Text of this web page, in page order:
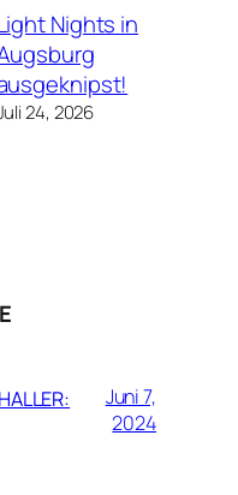
Nights in
24, 2026
Juni 7,
2024